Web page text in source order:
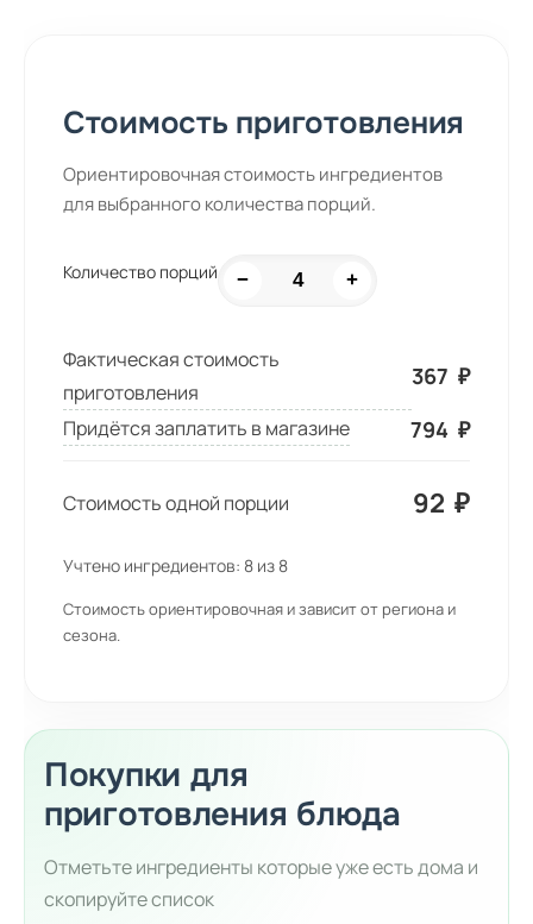
Стоимость приготовления
Ориентировочная стоимость ингредиентов
для выбранного количества порций.
Количество порций − +
Фактическая стоимость
приготовления
367 ₽
Придётся заплатить в магазине 794 ₽
Стоимость одной порции 92 ₽
Учтено ингредиентов: 8 из 8
Стоимость ориентировочная и зависит от региона и
сезона.
Покупки для
приготовления блюда
Отметьте ингредиенты которые уже есть дома и
скопируйте список